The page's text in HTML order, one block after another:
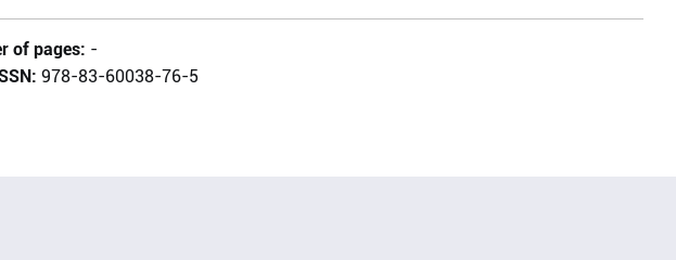
of pages: -
978-83-60038-76-5